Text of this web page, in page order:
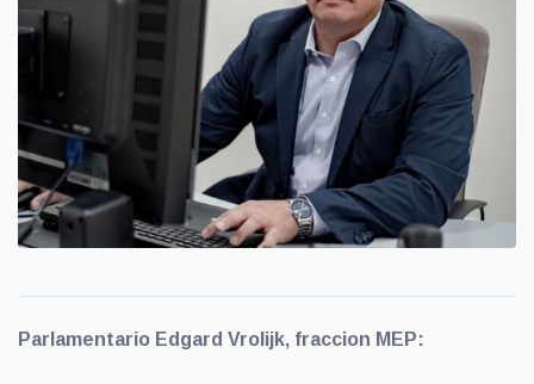
Parlamentario Edgard Vrolijk, fraccion MEP: